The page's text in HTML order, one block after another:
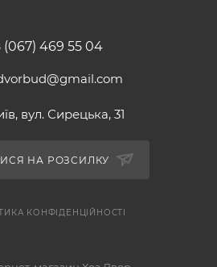
(067) 469 55 04
вул. Сирецька, 31
НА РОЗСИЛКУ
КОНФІДЕНЦІЙНОСТІ